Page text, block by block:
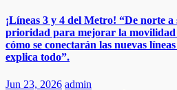
¡Líneas 3 y 4 del Metro! “De norte
prioridad para mejorar la movilidad
cómo se conectarán las nuevas
explica todo”.
Jun 23, 2026 admin